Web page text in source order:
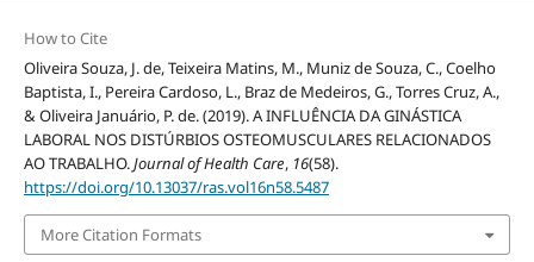
How to Cite
Oliveira Souza, J. de, Teixeira Matins, M., Muniz de Souza, C., Coelho
Baptista, I., Pereira Cardoso, L., Braz de Medeiros, G., Torres Cruz, A.,
& Oliveira Januário, P. de. (2019). A INFLUÊNCIA DA GINÁSTICA
LABORAL NOS DISTÚRBIOS OSTEOMUSCULARES RELACIONADOS
AO TRABALHO.Journal of Health Care, 16(58).
https://doi.org/10.13037/ras.vol16n58.5487
More Citation Formats